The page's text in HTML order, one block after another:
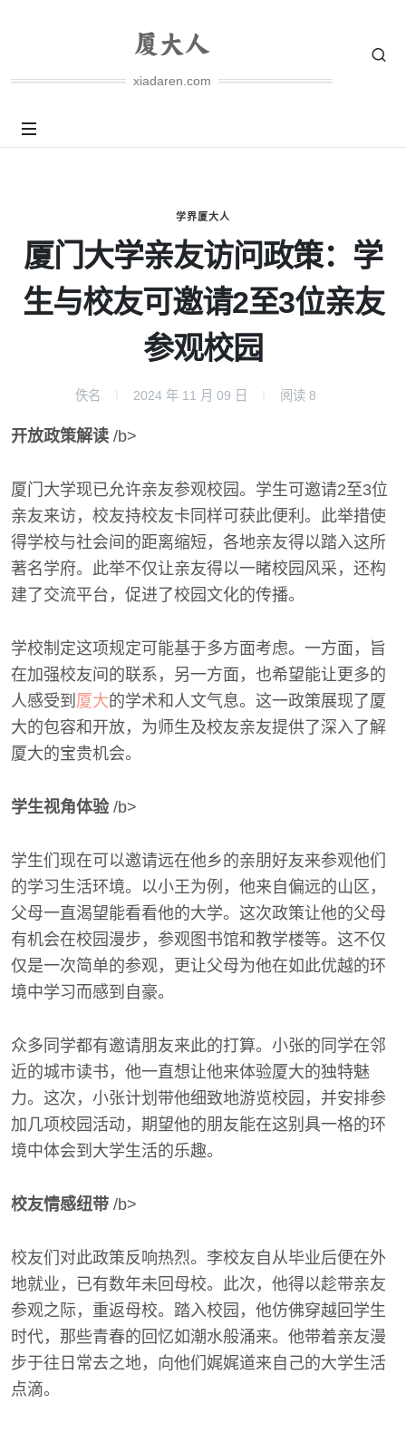
xiadaren.com
学界厦大人
厦门大学亲友访问政策：学
生与校友可邀请2至3位亲友
参观校园
佚名 2024 年 11 月 09 日 阅读 8
开放政策解读 /b>
厦门大学现已允许亲友参观校园。学生可邀请2至3位
亲友来访，校友持校友卡同样可获此便利。此举措使
得学校与社会间的距离缩短，各地亲友得以踏入这所
著名学府。此举不仅让亲友得以一睹校园风采，还构
建了交流平台，促进了校园文化的传播。
学校制定这项规定可能基于多方面考虑。一方面，旨
在加强校友间的联系，另一方面，也希望能让更多的
人感受到 厦大的学术和人文气息。这一政策展现了厦
大的包容和开放，为师生及校友亲友提供了深入了解
厦大的宝贵机会。
学生视角体验/b>
学生们现在可以邀请远在他乡的亲朋好友来参观他们
的学习生活环境。以小王为例，他来自偏远的山区，
父母一直渴望能看看他的大学。这次政策让他的父母
有机会在校园漫步，参观图书馆和教学楼等。这不仅
仅是一次简单的参观，更让父母为他在如此优越的环
境中学习而感到自豪。
众多同学都有邀请朋友来此的打算。小张的同学在邻
近的城市读书，他一直想让他来体验厦大的独特魅
力。这次，小张计划带他细致地游览校园，并安排参
加几项校园活动，期望他的朋友能在这别具一格的环
境中体会到大学生活的乐趣。
校友情感纽带 /b>
校友们对此政策反响热烈。李校友自从毕业后便在外
地就业，已有数年未回母校。此次，他得以趁带亲友
参观之际，重返母校。踏入校园，他仿佛穿越回学生
时代，那些青春的回忆如潮水般涌来。他带着亲友漫
步于往日常去之地，向他们娓娓道来自己的大学生活
点滴。